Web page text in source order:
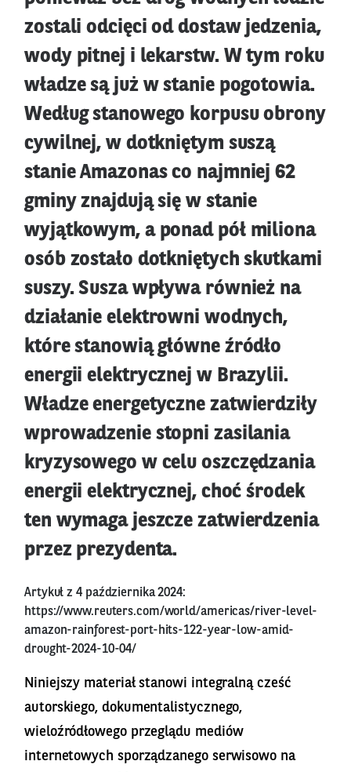
zostali odcięci od dostaw jedzenia,
wody pitnej i lekarstw. W tym roku
władze są już w stanie pogotowia.
Według stanowego korpusu obrony
cywilnej, w dotkniętym suszą
stanie Amazonas co najmniej 62
gminy znajdują się w stanie
wyjątkowym, a ponad pół miliona
osób zostało dotkniętych skutkami
suszy. Susza wpływa również na
działanie elektrowni wodnych,
które stanowią główne źródło
energii elektrycznej w Brazylii.
Władze energetyczne zatwierdziły
wprowadzenie stopni zasilania
kryzysowego w celu oszczędzania
energii elektrycznej, choć środek
ten wymaga jeszcze zatwierdzenia
przez prezydenta.
Artykuł z 4 października 2024:
https://www.reuters.com/world/americas/river-level-
amazon-rainforest-port-hits-122-year-low-amid-
drought-2024-10-04/
Niniejszy materiał stanowi integralną cześć
autorskiego, dokumentalistycznego,
wieloźródłowego przeglądu mediów
internetowych sporządzanego serwisowo na